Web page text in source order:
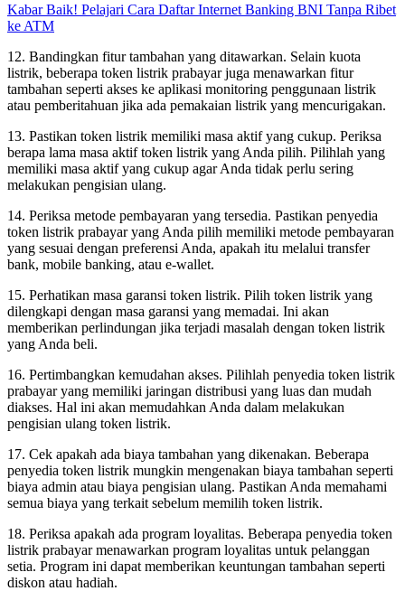
Kabar Baik! Pelajari Cara Daftar Internet Banking BNI Tanpa Ribet
ke ATM
12. Bandingkan fitur tambahan yang ditawarkan. Selain kuota
listrik, beberapa token listrik prabayar juga menawarkan fitur
tambahan seperti akses ke aplikasi monitoring penggunaan listrik
atau pemberitahuan jika ada pemakaian listrik yang mencurigakan.
13. Pastikan token listrik memiliki masa aktif yang cukup. Periksa
berapa lama masa aktif token listrik yang Anda pilih. Pilihlah yang
memiliki masa aktif yang cukup agar Anda tidak perlu sering
melakukan pengisian ulang.
14. Periksa metode pembayaran yang tersedia. Pastikan penyedia
token listrik prabayar yang Anda pilih memiliki metode pembayaran
yang sesuai dengan preferensi Anda, apakah itu melalui transfer
bank, mobile banking, atau e-wallet.
15. Perhatikan masa garansi token listrik. Pilih token listrik yang
dilengkapi dengan masa garansi yang memadai. Ini akan
memberikan perlindungan jika terjadi masalah dengan token listrik
yang Anda beli.
16. Pertimbangkan kemudahan akses. Pilihlah penyedia token listrik
prabayar yang memiliki jaringan distribusi yang luas dan mudah
diakses. Hal ini akan memudahkan Anda dalam melakukan
pengisian ulang token listrik.
17. Cek apakah ada biaya tambahan yang dikenakan. Beberapa
penyedia token listrik mungkin mengenakan biaya tambahan seperti
biaya admin atau biaya pengisian ulang. Pastikan Anda memahami
semua biaya yang terkait sebelum memilih token listrik.
18. Periksa apakah ada program loyalitas. Beberapa penyedia token
listrik prabayar menawarkan program loyalitas untuk pelanggan
setia. Program ini dapat memberikan keuntungan tambahan seperti
diskon atau hadiah.